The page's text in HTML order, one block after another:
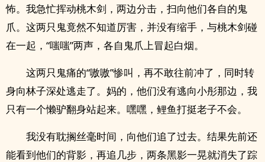
怖。我急忙挥动桃木剑，两边分击，扫向他们各自的鬼
爪。这两只鬼竟然不知道厉害，并没有缩手，与桃木剑碰
在一起，“嗤嗤”两声，各自鬼爪上冒起白烟。
这两只鬼痛的“嗷嗷”惨叫，再不敢往前冲了，同时转
身向林子深处逃走了。妈的，他们没有逃向小彤那边，我
只有一个懒驴翻身站起来。嘿嘿，鲤鱼打挺老子不会。
我没有耽搁丝毫时间，向他们追了过去。结果先前还
能看到他们的背影，再追几步，两条黑影一晃就消失了踪